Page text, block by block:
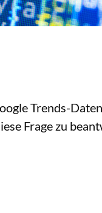
Trends-
Frage zu